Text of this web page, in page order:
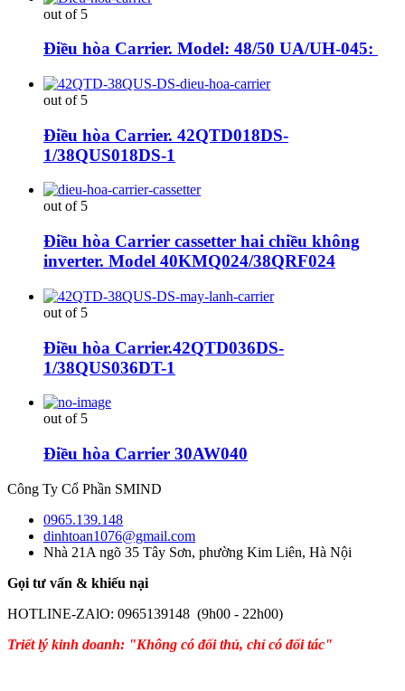
out of 5
Điều hòa Carrier. Model: 48/50 UA/UH-045:
out of 5
Điều hòa Carrier. 42QTD018DS-
1/38QUS018DS-1
out of 5
Điều hòa Carrier cassetter hai chiều không
inverter. Model 40KMQ024/38QRF024
out of 5
Điều hòa Carrier.42QTD036DS-
1/38QUS036DT-1
out of 5
Điều hòa Carrier 30AW040
Công Ty Cổ Phần SMIND
0965.139.148
dinhtoan1076@gmail.com
Nhà 21A ngõ 35 Tây Sơn, phường Kim Liên, Hà Nội
Gọi tư vấn & khiếu nại
HOTLINE-ZAlO: 0965139148 (9h00 - 22h00)
Triết lý kinh doanh: "Không có đối thủ, chỉ có đối tác"